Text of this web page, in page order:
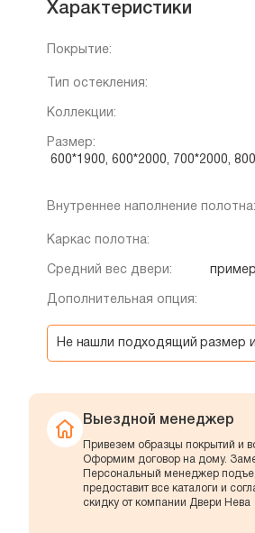
Характеристики
Покрытие:
Тип остекления:
Коллекции:
Размер:
600*1900, 600*2000, 700*2000,
Внутреннее наполнение полотна:
Каркас полотна:
Средний вес двери:
Дополнительная опция:
Не нашли подходящий размер
Выездной менеджер
Привезем образцы покрытий и
Оформим договор на дому.
Персональный менеджер
предоставит все каталоги и
скидку от компании Двери Нева